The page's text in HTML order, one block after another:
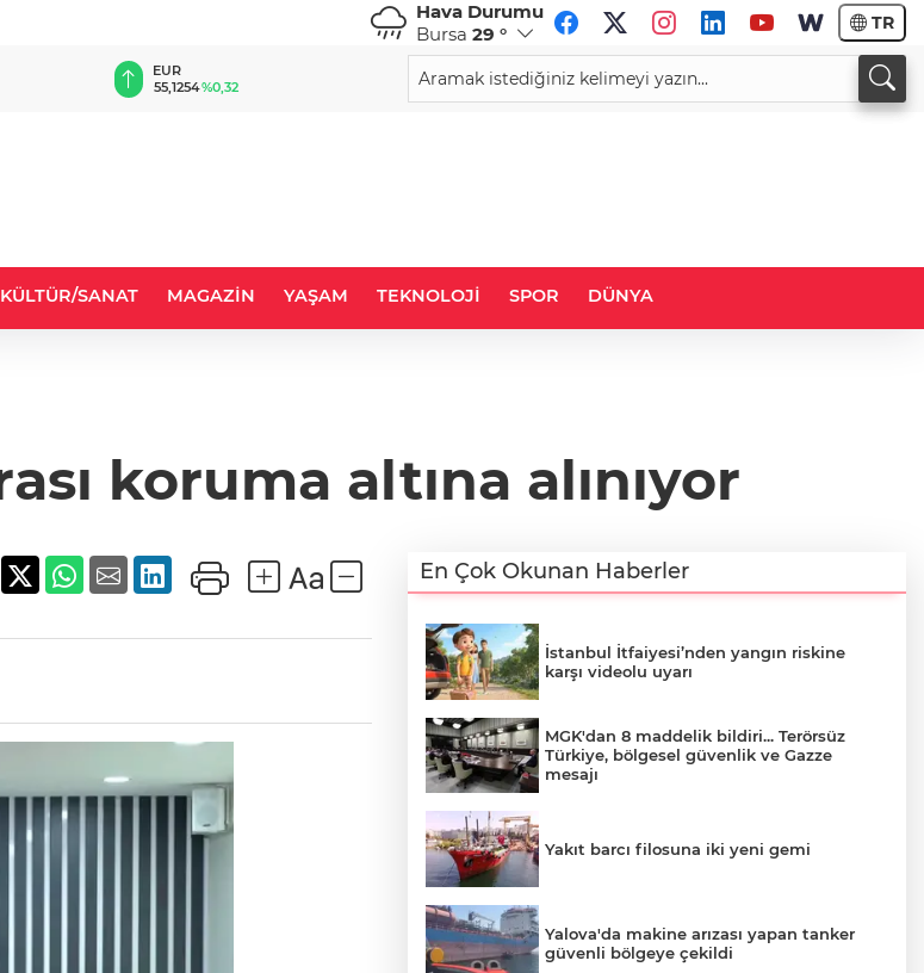
Hava Durumu
Bursa 29 ° TR
GBP
64,3468%0,38
CHF
59,0083%0,82
34,1883
KÜLTÜR/SANAT MAGAZİN YAŞAM TEKNOLOJİ SPOR DÜNYA
koruma altına alınıyor
En Çok Okunan Haberler
İstanbul İtfaiyesi’nden yangın riskine
karşı videolu uyarı
MGK'dan 8 maddelik bildiri... Terörsüz
Türkiye, bölgesel güvenlik ve Gazze
mesajı
Yakıt barcı filosuna iki yeni gemi
Yalova'da makine arızası yapan tanker
güvenli bölgeye çekildi